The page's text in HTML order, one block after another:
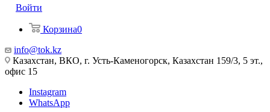
Войти
Корзина0
info@tok.kz
Казахстан, ВКО, г. Усть-Каменогорск, Казахстан 159/3, 5 эт.,
офис 15
Instagram
WhatsApp